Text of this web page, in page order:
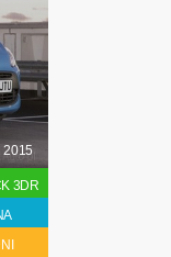
2015
3DR